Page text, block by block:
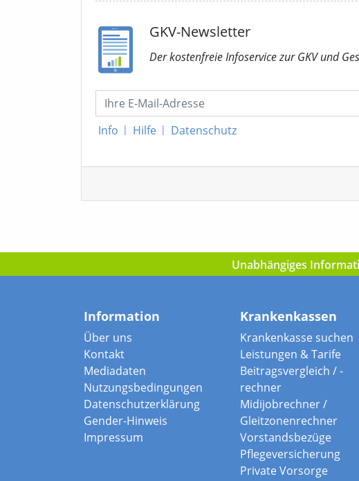
GKV-Newsletter
Der kostenfreie Infoservicezur GKVund
Info | Hilfe | Datenschutz
Unabhängiges
Information
Über uns
Kontakt
Mediadaten
Nutzungsbedingungen
Datenschutzerklärung
Gender-Hinweis
Impressum
Krankenkassen
Krankenkasse suchen
Leistungen & Tarife
Beitragsvergleich / -
rechner
Midijobrechner /
Gleitzonenrechner
Vorstandsbezüge
Pflegeversicherung
Private Vorsorge